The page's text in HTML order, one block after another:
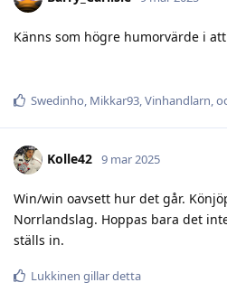
Känns som högre humorvärde i
Swedinho, Mikkar93,Vinhandlarn,
Kolle42 9 mar 2025
Win/win oavsett hur det går.
Norrlandslag. Hoppas bara det
ställs in.
Lukkinen gillar detta